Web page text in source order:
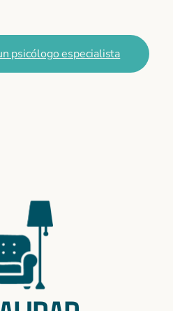
psicólogo especialista